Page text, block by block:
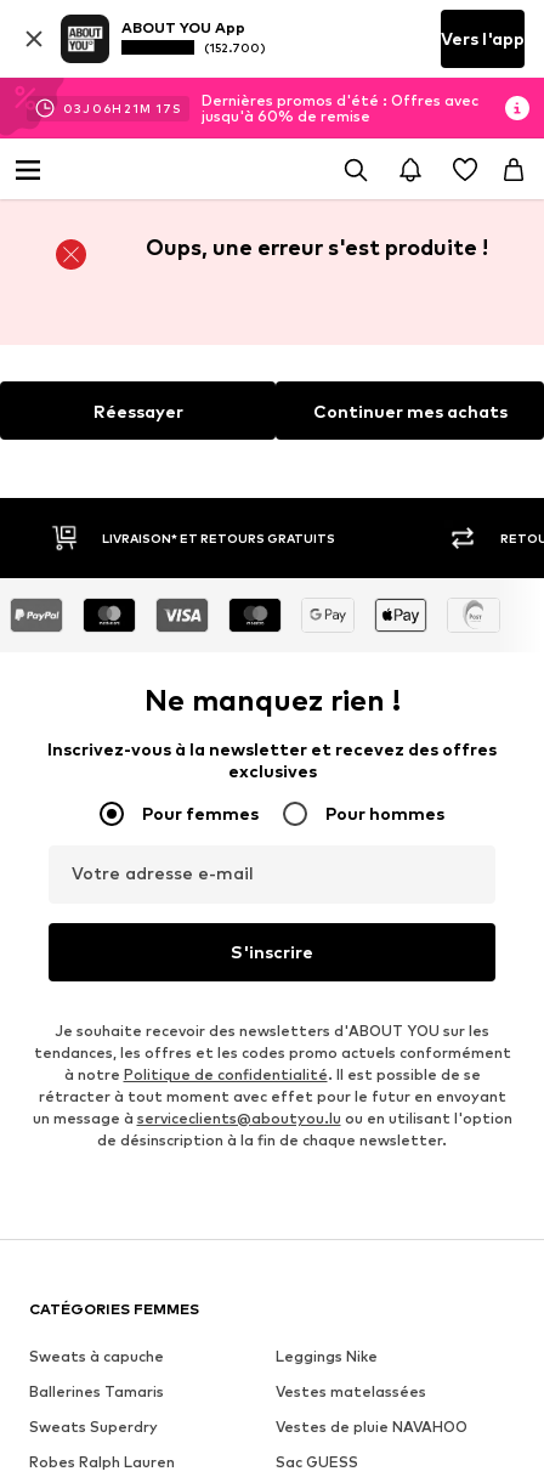
ABOUT YOU App
(152.700) Vers l'app
03J 06H 21M 16 S
Dernières promos d'été : Offres avec
jusqu'à 60% de remise
Oups, une erreur s'est produite !
Réessayer Continuer mes achats
LIVRAISON* ET RETOURS GRATUITS
Ne manquez rien !
Inscrivez-vous à la newsletter et recevez des offres
exclusives
Pour femmes Pour hommes
Votre adresse e-mail
S'inscrire
Je souhaite recevoir des newsletters d'ABOUT YOU sur les
tendances, les offres et les codes promo actuels conformément
à notre Politique de confidentialité. Il est possible de se
rétracter à tout moment avec effet pour le futur en envoyant
un message à serviceclients@aboutyou.lu ou en utilisant l'option
de désinscription à la fin de chaque newsletter.
CATÉGORIES FEMMES
Sweats à capuche
Leggings Nike
Ballerines Tamaris
Vestes matelassées
Sweats Superdry
Vestes de pluie NAVAHOO
Robes Ralph Lauren
Sac GUESS